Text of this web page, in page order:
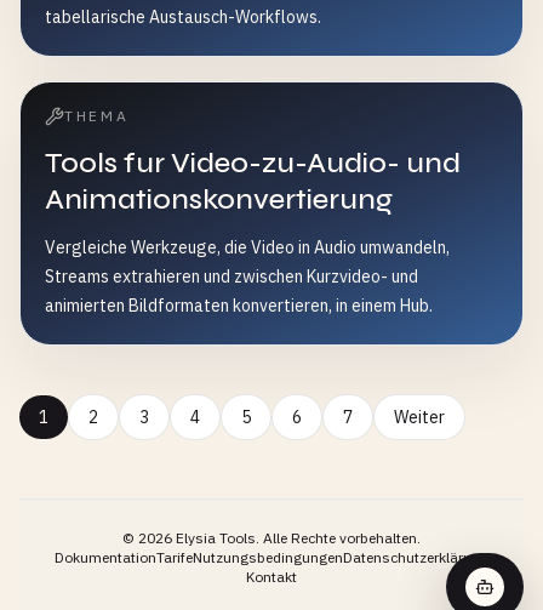
tabellarische Austausch-Workflows.
THEMA
Tools fur Video-zu-Audio- und
Animationskonvertierung
Vergleiche Werkzeuge, die Video in Audio umwandeln,
Streams extrahieren und zwischen Kurzvideo- und
animierten Bildformaten konvertieren, in einem Hub.
1 2 3 4 5 6 7 Weiter
© 2026 Elysia Tools. Alle Rechte vorbehalten.
DokumentationTarifeNutzungsbedingungenDatenschutzerklärung
Kontakt